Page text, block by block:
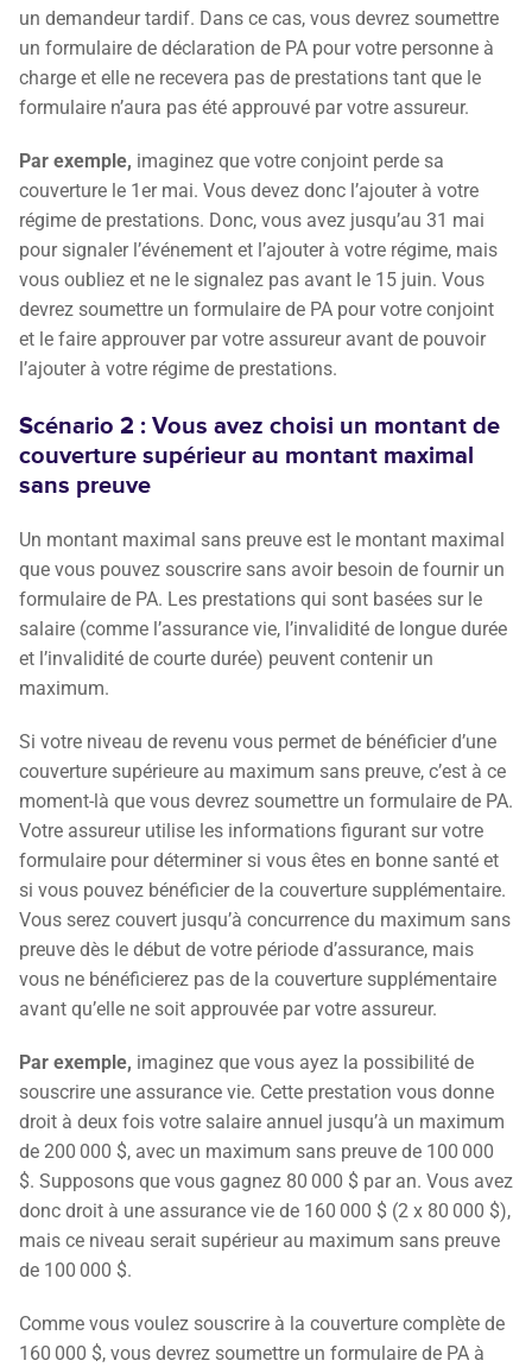
un demandeur tardif. Dans ce cas, vous devrez soumettre
un formulaire de déclaration de PA pour votre personne à
charge et elle ne recevera pas de prestations tant que le
formulaire n’aura pas été approuvé par votre assureur.
Par exemple, imaginez que votre conjoint perde sa
couverture le 1er mai. Vous devez donc l’ajouter à votre
régime de prestations. Donc, vous avez jusqu’au 31 mai
pour signaler l’événement et l’ajouter à votre régime, mais
vous oubliez et ne le signalez pas avant le 15 juin. Vous
devrez soumettre un formulaire de PA pour votre conjoint
et le faire approuver par votre assureur avant de pouvoir
l’ajouter à votre régime de prestations.
Scénario 2 : Vous avez choisi un montant de
couverture supérieur au montant maximal
sans preuve
Un montant maximal sans preuve est le montant maximal
que vous pouvez souscrire sans avoir besoin de fournir un
formulaire de PA. Les prestations qui sont basées sur le
salaire (comme l’assurance vie, l’invalidité de longue durée
et l’invalidité de courte durée) peuvent contenir un
maximum.
Si votre niveau de revenu vous permet de bénéficier d’une
couverture supérieure au maximum sans preuve, c’est à ce
moment-là que vous devrez soumettre un formulaire de PA.
Votre assureur utilise les informations figurant sur votre
formulaire pour déterminer si vous êtes en bonne santé et
si vous pouvez bénéficier de la couverture supplémentaire.
Vous serez couvert jusqu’à concurrence du maximum sans
preuve dès le début de votre période d’assurance, mais
vous ne bénéficierez pas de la couverture supplémentaire
avant qu’elle ne soit approuvée par votre assureur.
Par exemple, imaginez que vous ayez la possibilité de
souscrire une assurance vie. Cette prestation vous donne
droit à deux fois votre salaire annuel jusqu’à un maximum
de 200 000 $, avec un maximum sans preuve de 100 000
$. Supposons que vous gagnez 80 000 $ par an. Vous avez
donc droit à une assurance vie de 160 000 $ (2 x 80 000 $),
mais ce niveau serait supérieur au maximum sans preuve
de 100 000 $.
Comme vous voulez souscrire à la couverture complète de
160 000 $, vous devrez soumettre un formulaire de PA à